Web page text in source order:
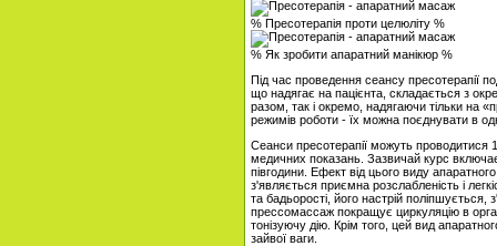
% Пресотерапія проти целюліту %
% Як зробити апаратний манікюр %
Під час проведення сеансу пресотерапії
що надягає на пацієнта, складається з
разом, так і окремо, надягаючи тільки на
режимів роботи - їх можна поєднувати в
Сеанси пресотерапії можуть проводитися
медичних показань. Зазвичай курс
півгодини. Ефект від цього виду
з'являється приємна розслабленість і
та бадьорості, його настрій поліпшується,
прессомассаж покращує циркуляцію в
тонізуючу дію. Крім того, цей вид
зайвої ваги.